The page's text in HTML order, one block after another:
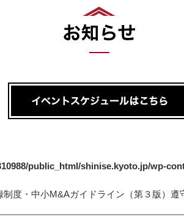
public_html/shinise.kyoto.jp/wp-
制度・中小M&Aガイドライン（第３版）遵